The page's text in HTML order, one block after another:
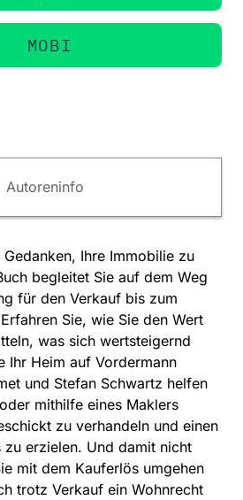
MOBI
Autoreninfo
Ihre Immobilie zu
begleitet Sie auf dem Weg
für den Verkauf bis zum
Sie, wie Sie den Wert
was sich wertsteigernd
Ihr Heim auf Vordermann
und Stefan Schwartz helfen
mithilfe eines Maklers
zu verhandeln und einen
zu erzielen. Und damit nicht
mit dem Kauferlös umgehen
trotz Verkauf ein Wohnrecht